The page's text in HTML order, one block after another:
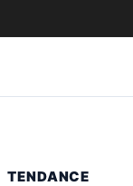
TENDANCE